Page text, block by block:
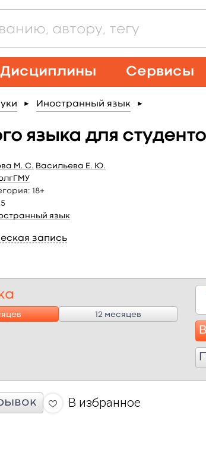
Дисциплины Сервисы
► Иностранный язык ►
языка для
М. С. Васильева Е. Ю.
18+
язык
запись
12 месяцев
В избранное